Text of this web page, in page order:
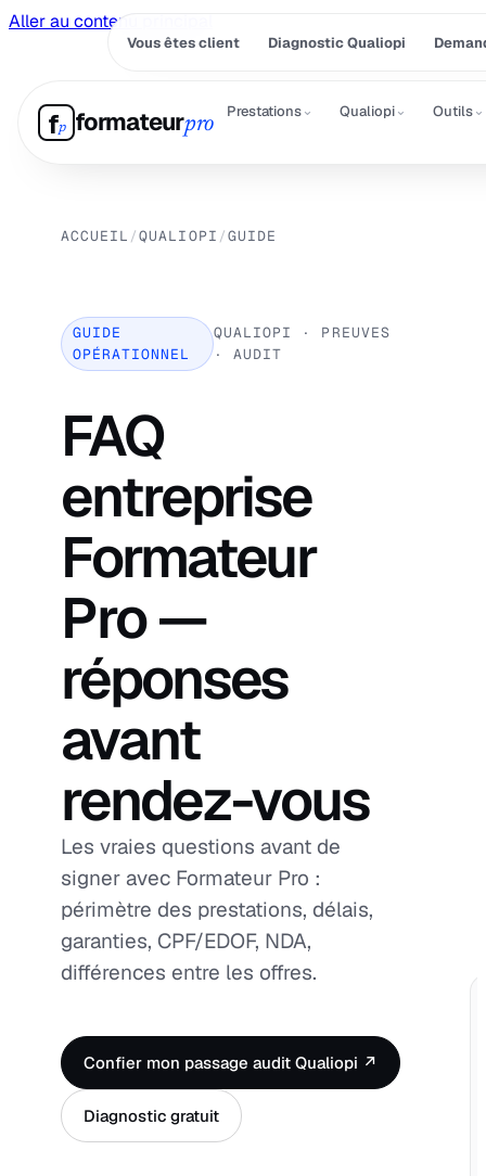
Aller au contenu principal
Vous êtes client Diagnostic Qualiopi
fp formateurpro
Prestations⌄ Qualiopi⌄ Outils⌄
ACCUEIL /QUALIOPI /GUIDE
GUIDE
OPÉRATIONNEL
QUALIOPI · PREUVES
· AUDIT
FAQ
entreprise
Formateur
Pro —
réponses
avant
rendez-vous
Les vraies questions avant de
signer avec Formateur Pro :
périmètre des prestations, délais,
garanties, CPF/EDOF, NDA,
différences entre les offres.
Confier mon passage audit Qualiopi ↗
Diagnostic gratuit